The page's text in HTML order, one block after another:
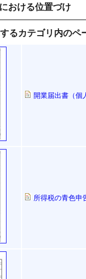
おける位置づけ
るカテゴリ内のペ
開業届出書（個
所得税の青色申